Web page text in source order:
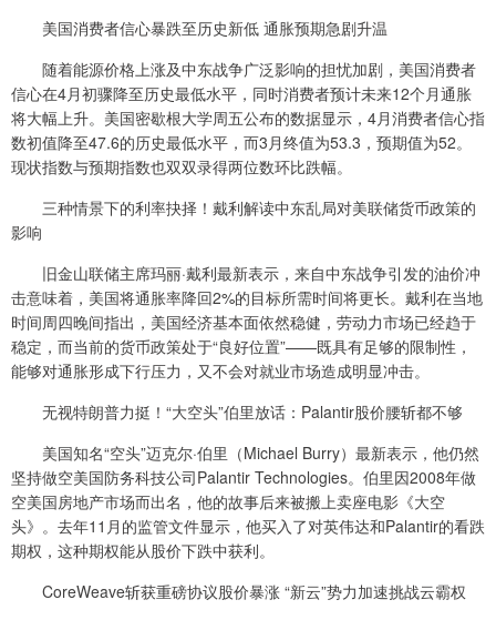
美国消费者信心暴跌至历史新低 通胀预期急剧升温
随着能源价格上涨及中东战争广泛影响的担忧加剧，美国消费者
信心在4月初骤降至历史最低水平，同时消费者预计未来12个月通胀
将大幅上升。美国密歇根大学周五公布的数据显示，4月消费者信心指
数初值降至47.6的历史最低水平，而3月终值为53.3，预期值为52。
现状指数与预期指数也双双录得两位数环比跌幅。
三种情景下的利率抉择！戴利解读中东乱局对美联储货币政策的
影响
旧金山联储主席玛丽·戴利最新表示，来自中东战争引发的油价冲
击意味着，美国将通胀率降回2%的目标所需时间将更长。戴利在当地
时间周四晚间指出，美国经济基本面依然稳健，劳动力市场已经趋于
稳定，而当前的货币政策处于“良好位置”——既具有足够的限制性，
能够对通胀形成下行压力，又不会对就业市场造成明显冲击。
无视特朗普力挺！“大空头”伯里放话：Palantir股价腰斩都不够
美国知名“空头”迈克尔·伯里（Michael Burry）最新表示，他仍然
坚持做空美国防务科技公司Palantir Technologies。伯里因2008年做
空美国房地产市场而出名，他的故事后来被搬上卖座电影《大空
头》。去年11月的监管文件显示，他买入了对英伟达和Palantir的看跌
期权，这种期权能从股价下跌中获利。
CoreWeave斩获重磅协议股价暴涨 “新云”势力加速挑战云霸权